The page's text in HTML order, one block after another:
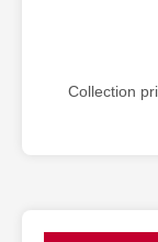
Collection